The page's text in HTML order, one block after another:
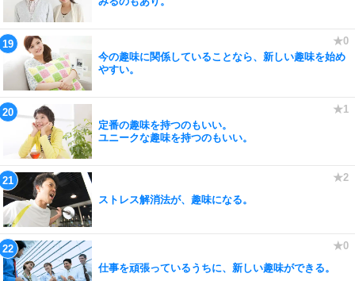
今の趣味に関係していることなら、新しい趣味を始め
やすい。
定番の趣味を持つのもいい。
ユニークな趣味を持つのもいい。
ストレス解消法が、趣味になる。
仕事を頑張っているうちに、新しい趣味ができる。